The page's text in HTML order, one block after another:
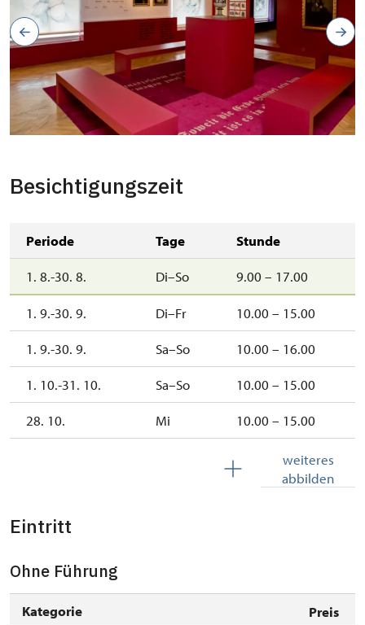
Besichtigungszeit
Periode Tage Stunde
1. 8.-30. 8. Di–So 9.00 – 17.00
1. 9.-30. 9. Di–Fr 10.00 – 15.00
1. 9.-30. 9. Sa–So 10.00 – 16.00
1. 10.-31. 10. Sa–So 10.00 – 15.00
28. 10. Mi 10.00 – 15.00
10.00 – 15.00
weiteres
abbilden
Eintritt
Ohne Führung
Kategorie
Preis